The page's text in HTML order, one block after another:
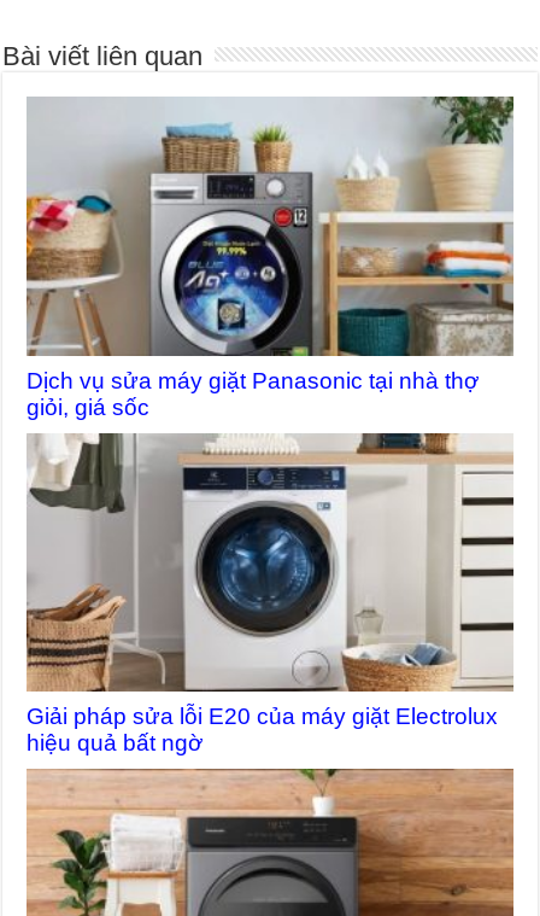
Bài viết liên quan
Dịch vụ sửa máy giặt Panasonic tại nhà thợ
giỏi, giá sốc
Giải pháp sửa lỗi E20 của máy giặt Electrolux
hiệu quả bất ngờ